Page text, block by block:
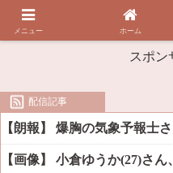
スポン
配信記事
【朗報】 爆胸の気象予報士
メニュー ホーム